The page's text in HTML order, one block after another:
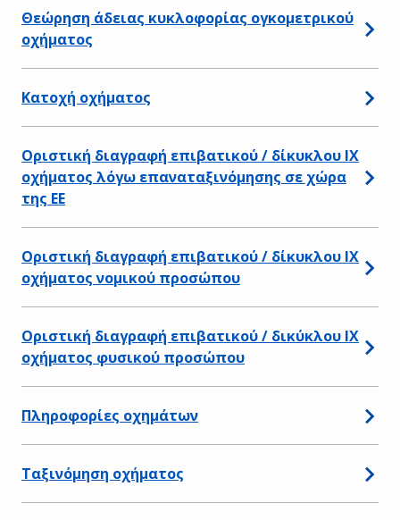
Θεώρηση άδειας κυκλοφορίας ογκομετρικού
οχήματος
Κατοχή οχήματος
Οριστική διαγραφή επιβατικού / δίκυκλου ΙΧ
οχήματος λόγω επαναταξινόμησης σε χώρα
της ΕΕ
Οριστική διαγραφή επιβατικού / δίκυκλου ΙΧ
οχήματος νομικού προσώπου
Οριστική διαγραφή επιβατικού / δικύκλου ΙΧ
οχήματος φυσικού προσώπου
Πληροφορίες οχημάτων
Ταξινόμηση οχήματος